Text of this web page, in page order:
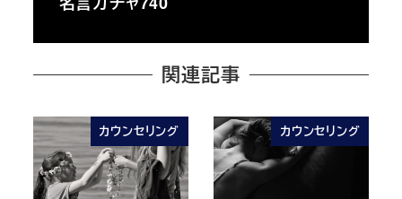
関連記事
カウンセリング カウンセリング